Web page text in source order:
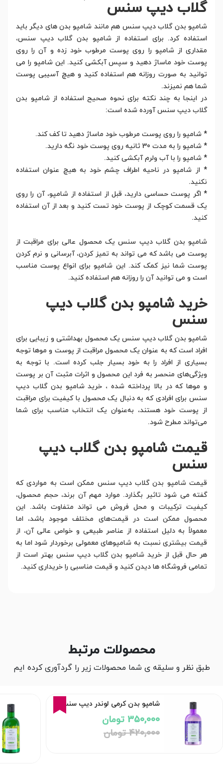
گلاب دیپ سنس
شامپو بدن گلاب دیپ سنس هم مانند شامپو بدن های دیگر باید
استفاده کرد. برای استفاده از شامپو بدن گلاب دیپ سنس،
مقداری از شامپو را روی پوست مرطوب خود زده و آن را روی
پوست خود ماساژ دهید و سپس آبکشی کنید. این شامپو را می
توانید به صورت روزانه هم استفاده کنید و هیچ آسیبی پوست
شما هم نمیزند.
در اینجا به چند نکته برای نحوه صحیح استفاده از شامپو بدن
گلاب دیپ سنس آورده شده است:
* شامپو را روی پوست مرطوب خود ماساژ دهید تا کف کند.
* شامپو را به مدت 30 ثانیه روی پوست خود نگه دارید.
* شامپو را با آب ولرم آبکشی کنید.
* از شامپو در ناحیه اطراف چشم خود به هیچ عنوان استفاده
نکنید.
* اگر پوست حساسی دارید، قبل از استفاده از شامپو، آن را روی
یک قسمت کوچک از پوست خود تست کنید و بعد از آن استفاده
کنید.
شامپو بدن گلاب دیپ سنس یک محصول عالی برای مراقبت از
پوست می باشد که می تواند به تمیز کردن، آبرسانی و نرم کردن
پوست شما نیز کمک کند. این شامپو برای انواع پوست مناسب
است و می توانید آن را روزانه هم استفاده کنید.
خرید شامپو بدن گلاب دیپ
سنس
شامپو بدن گلاب دیپ سنس یک محصول بهداشتی و زیبایی برای
افراد است که به عنوان یک محصول مراقبت از پوست و موها توجه
بسیاری از افراد را به خود بسیار جلب کرده است. با توجه به
ویژگی‌های منحصر به فرد این محصول و اثرات مثبت آن بر پوست
و موها که در بالا پرداخته شده ، خرید شامپو بدن گلاب دیپ
سنس برای افرادی که به دنبال یک محصول با کیفیت برای مراقبت
از پوست خود هستند، به‌عنوان یک انتخاب مناسب برای شما
می‌تواند مطرح شود.
قیمت شامپو بدن گلاب دیپ
سنس
قیمت شامپو بدن گلاب دیپ سنس ممکن است به مواردی که
گفته می شود تاثیر بگذارد. موارد مهم آن برند، حجم محصول،
کیفیت ترکیبات و محل فروش می تواند متفاوت باشد. این
محصول ممکن است در قیمت‌های مختلف موجود باشد، اما
معمولاً به دلیل استفاده از عناصر طبیعی و خواص عالی آن، از
قیمت بیشتری نسبت به شامپوهای معمولی برخوردار شود اما به
هر حال قبل از خرید شامپو بدن گلاب دیپ سنس بهتر است از
تمامی فروشگاه ها دیدن کنید و قیمت مناسبی را خریداری کنید.
محصولات مرتبط
طبق نظر و سلیقه ی شما محصولات زیر را گردآوری کرده ایم
شامپو بدن کرمی لوندر دیپ سنس
350,000 تومان
420,000 تومان